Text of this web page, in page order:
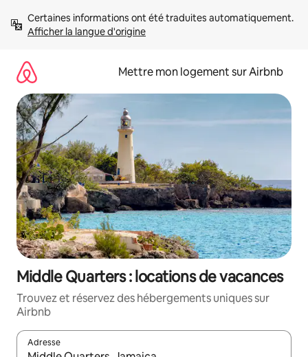
directement
Afficher la langue d'origine
Mettre mon logement sur Airbnb
Middle Quarters : locations de vacances
Trouvez et réservez des hébergements uniques sur
Airbnb
Adresse